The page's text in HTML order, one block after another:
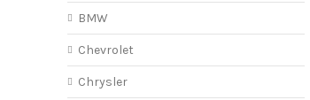
BMW
Chevrolet
Chrysler